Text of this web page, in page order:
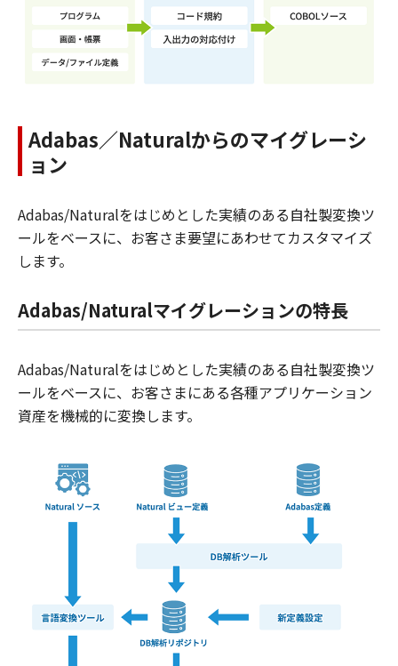
Adabas／Naturalからのマイグレーシ
ョン
Adabas/Naturalをはじめとした実績のある自社製変換ツ
ールをベースに、お客さま要望にあわせてカスタマイズ
します。
Adabas/Naturalマイグレーションの特長
Adabas/Naturalをはじめとした実績のある自社製変換ツ
ールをベースに、お客さまにある各種アプリケーション
資産を機械的に変換します。